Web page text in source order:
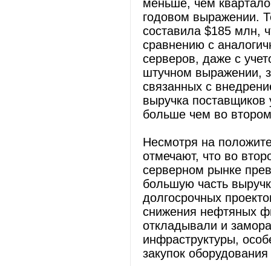
меньше, чем
годовом выражении.
составила $185 млн,
сравнению с
серверов, даже с
штучном выражении,
связанных с
выручка
больше чем во
Несмотря на
отмечают, что во
серверном рынке
большую часть
долгосрочных
снижения нефтяных
откладывали и
инфраструктуры,
закупок